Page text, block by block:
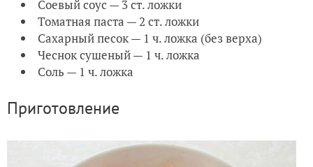
Соевый соус — 3 ст. ложки
Томатная паста — 2 ст. ложки
Сахарный песок — 1 ч. ложка (без верха)
Чеснок сушеный — 1 ч. ложка
Соль — 1 ч. ложка
Приготовление